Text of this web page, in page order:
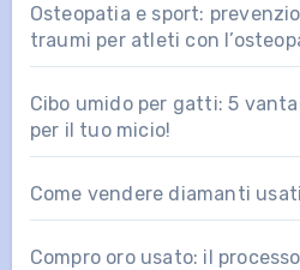
Osteopatia e sport:
traumi per atleti con
Cibo umido per gatti: 5
per il tuo micio!
Come vendere diamanti
Compro oro usato: il